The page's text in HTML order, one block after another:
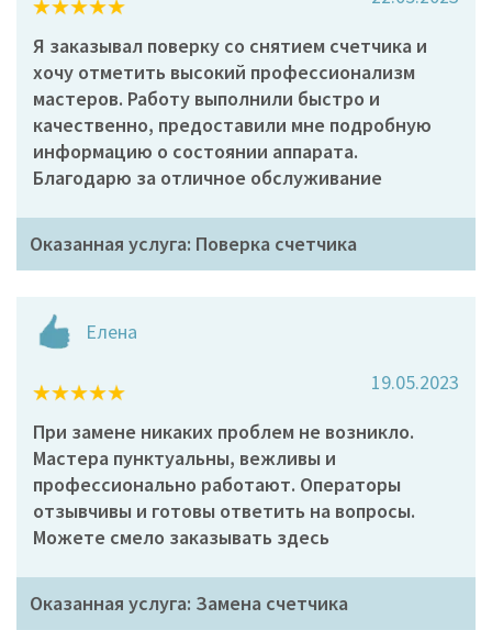
Я заказывал поверку со снятием счетчика и
хочу отметить высокий профессионализм
мастеров. Работу выполнили быстро и
качественно, предоставили мне подробную
информацию о состоянии аппарата.
Благодарю за отличное обслуживание
Оказанная услуга: Поверка счетчика
Елена
19.05.2023
При замене никаких проблем не возникло.
Мастера пунктуальны, вежливы и
профессионально работают. Операторы
отзывчивы и готовы ответить на вопросы.
Можете смело заказывать здесь
Оказанная услуга: Замена счетчика